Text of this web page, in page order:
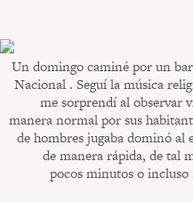
Un domingo caminé por un
Nacional . Seguí la música
me sorprendí al observar
manera normal por sus
de hombres jugaba dominó al
de manera rápida, de tal
pocos minutos o incluso